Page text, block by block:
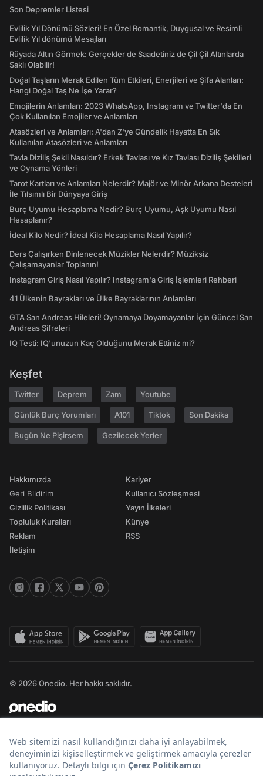
Son Depremler Listesi
Evlilik Yıl Dönümü Sözleri! En Özel Romantik, Duygusal ve Resimli
Evlilik Yıl dönümü Mesajları
Rüyada Altın Görmek: Gerçekler de Saadetiniz de Çil Çil Altınlarda
Saklı Olabilir!
Doğal Taşların Merak Edilen Tüm Etkileri, Enerjileri ve Şifa Alanları:
Hangi Doğal Taş Ne İşe Yarar?
Emojilerin Anlamları: 2023 WhatsApp, Instagram ve Twitter'da En
Çok Kullanılan Emojiler ve Anlamları
Atasözleri ve Anlamları: A'dan Z'ye Gündelik Hayatta En Sık
Kullanılan Atasözleri ve Anlamları
Tavla Diziliş Şekli Nasıldır? Erkek Tavlası ve Kız Tavlası Diziliş Şekilleri
ve Oynama Yönleri
Tarot Kartları ve Anlamları Nelerdir? Majör ve Minör Arkana Desteleri
İle Tılsımlı Bir Dünyaya Giriş
Burç Uyumu Hesaplama Nedir? Burç Uyumu, Aşk Uyumu Nasıl
Hesaplanır?
İdeal Kilo Nedir? İdeal Kilo Hesaplama Nasıl Yapılır?
Ders Çalışırken Dinlenecek Müzikler Nelerdir? Müziksiz
Çalışamayanlar Toplanın!
Instagram Giriş Nasıl Yapılır? Instagram'a Giriş İşlemleri Rehberi
41 Ülkenin Bayrakları ve Ülke Bayraklarının Anlamları
GTA San Andreas Hileleri! Oynamaya Doyamayanlar İçin Güncel San
Andreas Şifreleri
IQ Testi: IQ'unuzun Kaç Olduğunu Merak Ettiniz mi?
Keşfet
Twitter Deprem Zam Youtube
Günlük Burç Yorumları A101 Tiktok Son Dakika
Bugün Ne Pişirsem Gezilecek Yerler
Hakkımızda
Geri Bildirim
Gizlilik Politikası
Topluluk Kuralları
Reklam
İletişim
Kariyer
Kullanıcı Sözleşmesi
Yayın İlkeleri
Künye
RSS
© 2026 Onedio. Her hakkı saklıdır.
Bir markasıdır.